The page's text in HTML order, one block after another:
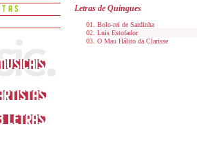
Letras de Quingues
Bolo-rei de Sardinha
Luis Estofador
O Mau Hálito da Clarisse